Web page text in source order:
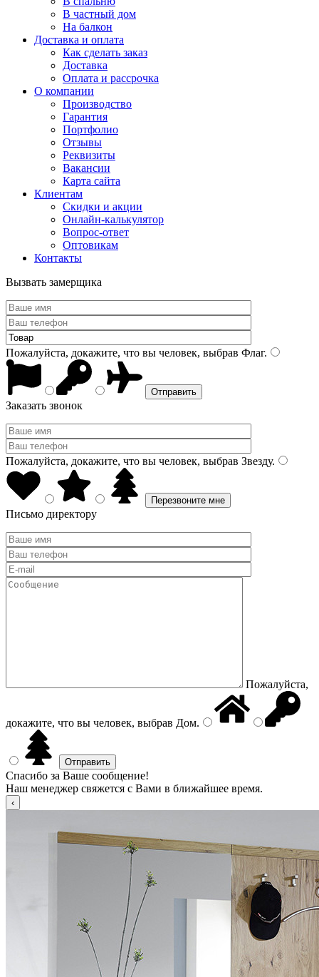
В частный дом
На балкон
Доставка и оплата
Как сделать заказ
Доставка
Оплата и рассрочка
О компании
Производство
Гарантия
Портфолио
Отзывы
Реквизиты
Вакансии
Карта сайта
Клиентам
Скидки и акции
Онлайн-калькулятор
Вопрос-ответ
Оптовикам
Контакты
Вызвать замерщика
Пожалуйста, докажите, что вы человек, выбрав Флаг.
Заказать звонок
Пожалуйста, докажите, что вы человек, выбрав Звезду.
Письмо директору
Пожалуйста,
докажите, что вы человек, выбрав Дом.
Спасибо за Ваше сообщение!
Наш менеджер свяжется с Вами в ближайшее время.